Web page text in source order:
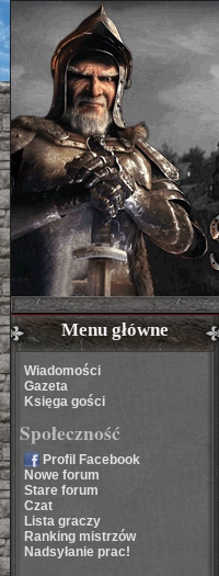
Menu główne
Wiadomości
Gazeta
Księga gości
Społeczność
Profil Facebook
Nowe forum
Stare forum
Czat
Lista graczy
Ranking mistrzów
Nadsyłanie prac!